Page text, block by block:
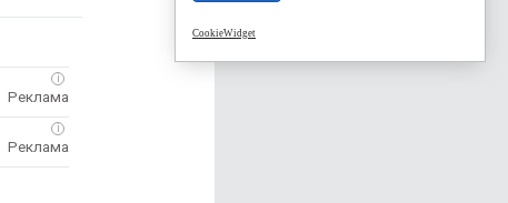
i
i
CookieWidget